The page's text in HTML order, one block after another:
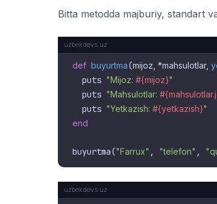
Bitta metodda majburiy, standart
def buyurtma(mijoz, *mahsulotlar,
  puts
"Mijoz: #{mijoz}"
  puts
"Mahsulotlar:
  puts
"Yetkazish: #{yetkazish}"
end
buyurtma("Farrux" , "telefon" ,